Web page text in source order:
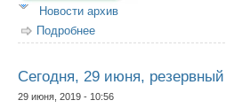
Новости архив
Подробнее
Сегодня, 29 июня,
29 июня, 2019 - 10:56